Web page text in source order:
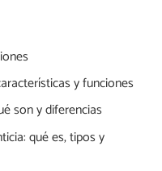
y funciones
son y diferencias
qué es, tipos y